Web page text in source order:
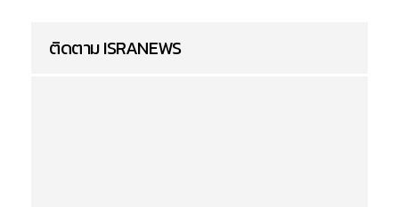
ติดตาม ISRANEWS